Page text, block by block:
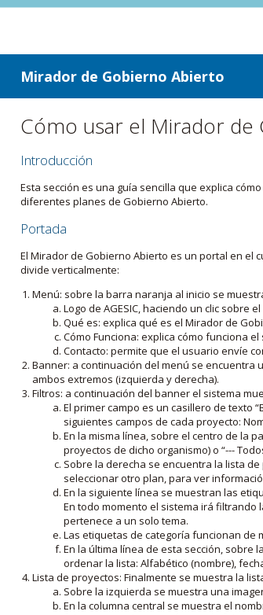
ir a contenido
ir al menú
Mirador de Gobierno Abierto
Cómo usar el Mirador
Introducción
Esta sección es una guía sencilla que explica
diferentes planes de Gobierno Abierto.
Portada
El Mirador de Gobierno Abierto es un portal en el
divide verticalmente:
Menú: sobre la barra naranja al inicio se
Logo de AGESIC, haciendo un clic sobre
Qué es: explica qué es el Mirador de
Cómo Funciona: explica cómo funciona el
Contacto: permite que el usuario envíe
Banner: a continuación del menú se
ambos extremos (izquierda y derecha).
Filtros: a continuación del banner el sistema
El primer campo es un casillero de texto
siguientes campos de cada proyecto:
En la misma línea, sobre el centro de la
proyectos de dicho organismo) o “---
Sobre la derecha se encuentra la lista
seleccionar otro plan, para ver
En la siguiente línea se muestran las
En todo momento el sistema irá filtrando
pertenece a un solo tema.
Las etiquetas de categoría funcionan de
En la última línea de esta sección,
ordenar la lista: Alfabético (nombre),
Lista de proyectos: Finalmente se muestra la
Sobre la izquierda se muestra una
En la columna central se muestra el